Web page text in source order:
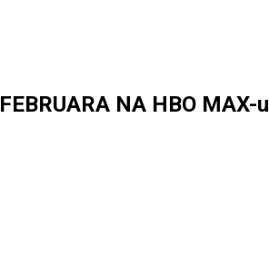
NA HBO MAX-u